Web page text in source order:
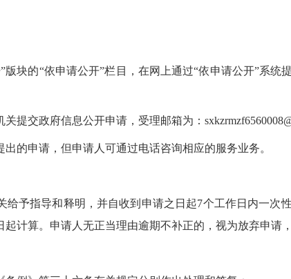
块的“依申请公开”栏目，在网上通过“依申请公开”系
提交政府信息公开申请，受理邮箱为：
的申请，但申请人可通过电话咨询相应的服务业务。
给予指导和释明，并自收到申请之日起7个工作日内一次
计算。申请人无正当理由逾期不补正的，视为放弃申请